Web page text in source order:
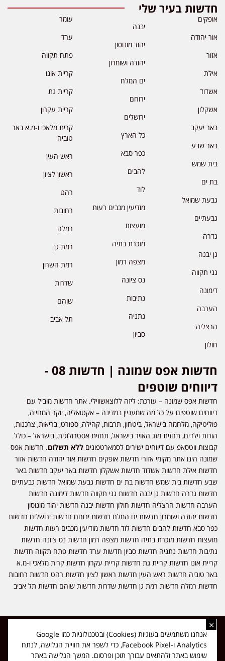
חדשות בעיר שלי
אופקים
אור יהודה
אזור
אילת
אשדוד
אשקלון
באר יעקב
באר שבע
בית שמש
בת ים
גבעת שמואל
גבעתיים
גדרה
גן יבנה
גני תקווה
דימונה
הערבה
הרצליה
חולון
יבנה
יהוד מונוסון
יהודה ושומרון
ים המלח
ירוחם
ירושלים
כל הארץ
כפר סבא
להבים
לוד
מודיעין מכבים רעות
מועצות
מזכרת בתיה
מצפה רמון
נס ציונה
נתיבות
נתניה
סביון
עומר
ערד
פתח תקווה
קריית אונו
קריית גת
קריית עקרון
קרית מלאכי ו-מ.א באר
טוביה
ראש העין
ראשון לציון
רהט
רחובות
רמלה
רמת גן
רמת השרון
שדרות
שוהם
תל אביב
חדשות אפס שמונה | חדשות 08 -
דיווחים שוטפים
חדשות אפס שמונה – עורכת: ליזה ללוצאשווילי. אתר חדשות מוביל עם
דיווחים שוטפים על כל מה שמעניין במדינה – אקטואליה, יוקר המחייה,
פוליטיקה, מלחמה בישראל, ביטחון, תרבות, קהילה, ספורט, בריאות, צרכנות,
הורות וילדים, תחזית מזג האויר בישראל, תחזית אסטרולוגית, בישראל – כולל
קבוצות ווטסאפ עם דיווחים ישירים לסמארטפונים ללא תשלום. חדשות אפס
שמונה הינו אתר מקומי אזורי חדשות אופקים חדשות אור יהודה חדשות אזור
חדשות אילת חדשות אשדוד חדשות אשקלון חדשות באר יעקב חדשות באר
שבע חדשות בית שמש חדשות בת ים חדשות גבעת שמואל חדשות גבעתיים
חדשות גדרה חדשות גן יבנה חדשות גני תקווה חדשות דימונה חדשות
הערבה חדשות הרצליה חדשות חולון חדשות יבנה חדשות יהוד מונוסון
חדשות יהודה ושומרון חדשות ים המלח חדשות ירוחם חדשות ירושלים חדשות
כפר סבא חדשות להבים חדשות לוד חדשות מודיעין מכבים רעות חדשות
מועצות חדשות מזכרת בתיה חדשות מצפה רמון חדשות נס ציונה חדשות
נתיבות חדשות נתניה חדשות סביון חדשות ערד חדשות פתח תקווה חדשות
קריית אונו חדשות קריית גת חדשות קריית עקרון חדשות קרית מלאכי ו-מ.א
באר טוביה חדשות ראש העין חדשות ראשון לציון חדשות רהט חדשות רחובות
חדשות רמלה חדשות רמת גן חדשות שדרות חדשות שוהם חדשות תל אביב
כל הזכויות שמורות ל-ליזה ללוצאשווילי - חדשות אפס שמונה - דיווחים בזמן
אמת, נוסד בשנת 2019 | טל' לפרסומים 054-9759222 מייל מערכת
news08.net@gmail.com
Made with ❤ byDIGITA
×
אנחנו משתמשים בעוגיות (Cookies) ובטכנולוגיות כמו Google
Analytics ו-Facebook Pixel, כדי לשפר את חוויית הגלישה, לנתח
שימוש באתר ולהתאים עבורך תוכן ופרסום. המשך הגלישה באתר